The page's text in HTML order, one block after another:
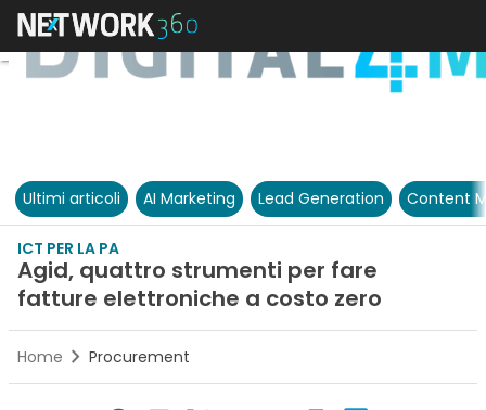
Ultimi articoli AI Marketing Lead Generation Content
ICT PER LA PA
Agid, quattro strumenti per fare
fatture elettroniche a costo zero
Home Procurement